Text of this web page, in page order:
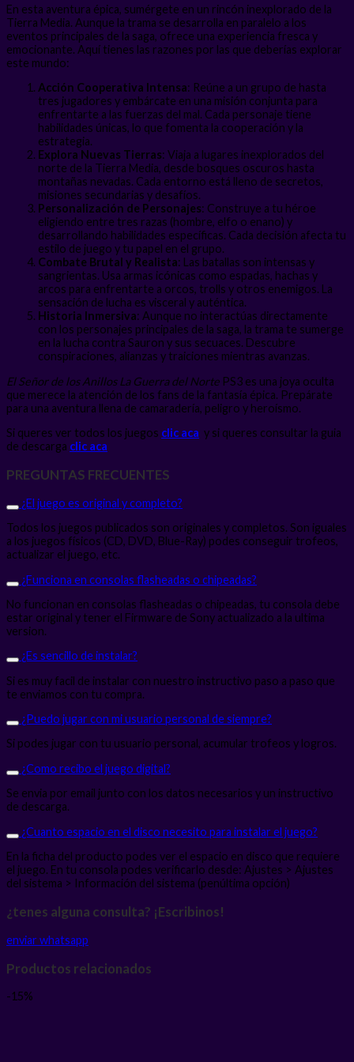
En esta aventura épica, sumérgete en un rincón inexplorado de la
Tierra Media. Aunque la trama se desarrolla en paralelo a los
eventos principales de la saga, ofrece una experiencia fresca y
emocionante. Aquí tienes las razones por las que deberías explorar
este mundo:
Acción Cooperativa Intensa: Reúne a un grupo de hasta
tres jugadores y embárcate en una misión conjunta para
enfrentarte a las fuerzas del mal. Cada personaje tiene
habilidades únicas, lo que fomenta la cooperación y la
estrategia.
Explora Nuevas Tierras: Viaja a lugares inexplorados del
norte de la Tierra Media, desde bosques oscuros hasta
montañas nevadas. Cada entorno está lleno de secretos,
misiones secundarias y desafíos.
Personalización de Personajes: Construye a tu héroe
eligiendo entre tres razas (hombre, elfo o enano) y
desarrollando habilidades específicas. Cada decisión afecta tu
estilo de juego y tu papel en el grupo.
Combate Brutal y Realista: Las batallas son intensas y
sangrientas. Usa armas icónicas como espadas, hachas y
arcos para enfrentarte a orcos, trolls y otros enemigos. La
sensación de lucha es visceral y auténtica.
Historia Inmersiva: Aunque no interactúas directamente
con los personajes principales de la saga, la trama te sumerge
en la lucha contra Sauron y sus secuaces. Descubre
conspiraciones, alianzas y traiciones mientras avanzas.
El Señor de los Anillos La Guerra del Norte PS3 es una joya oculta
que merece la atención de los fans de la fantasía épica. Prepárate
para una aventura llena de camaradería, peligro y heroísmo.
Si queres ver todos los juegos clic aca y si queres consultar la guia
de descarga clic aca
PREGUNTAS FRECUENTES
¿El juego es original y completo?
Todos los juegos publicados son originales y completos. Son iguales
a los juegos físicos (CD, DVD, Blue-Ray) podes conseguir trofeos,
actualizar el juego, etc.
¿Funciona en consolas flasheadas o chipeadas?
No funcionan en consolas flasheadas o chipeadas, tu consola debe
estar original y tener el Firmware de Sony actualizado a la ultima
version.
¿Es sencillo de instalar?
Si es muy facil de instalar con nuestro instructivo paso a paso que
te enviamos con tu compra.
¿Puedo jugar con mi usuario personal de siempre?
Si podes jugar con tu usuario personal, acumular trofeos y logros.
¿Como recibo el juego digital?
Se envia por email junto con los datos necesarios y un instructivo
de descarga.
¿Cuanto espacio en el disco necesito para instalar el juego?
En la ficha del producto podes ver el espacio en disco que requiere
el juego. En tu consola podes verificarlo desde: Ajustes > Ajustes
del sistema > Información del sistema (penúltima opción)
¿tenes alguna consulta? ¡Escribinos!
enviar whatsapp
Productos relacionados
-15%